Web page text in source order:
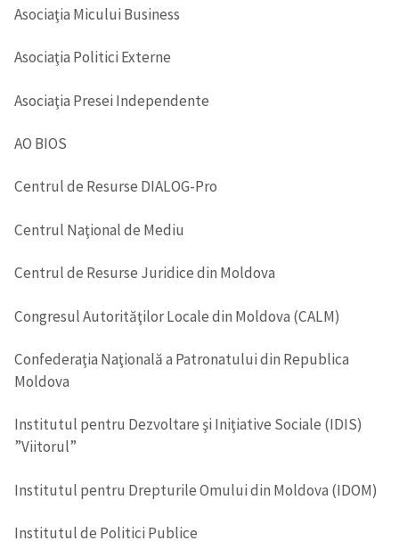
Asociaţia Micului Business
Asociaţia Politici Externe
Asociaţia Presei Independente
AO BIOS
Centrul de Resurse DIALOG-Pro
Centrul Naţional de Mediu
Centrul de Resurse Juridice din Moldova
Congresul Autorităţilor Locale din Moldova (CALM)
Confederaţia Naţională a Patronatului din Republica
Moldova
Institutul pentru Dezvoltare şi Iniţiative Sociale (IDIS)
”Viitorul”
Institutul pentru Drepturile Omului din Moldova (IDOM)
Institutul de Politici Publice